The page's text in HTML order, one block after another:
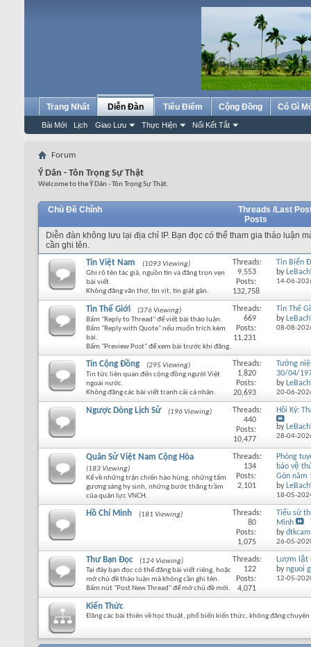
Trang Nhất Diễn Đàn
Bài Mới Lịch Giao Lưu Thực Hiện Nối Kết Tắt
Tiêu Điểm Cộng Đồng Có Gì
Forum
Ý Dân - Tôn Trọng Sự Thật
Welcome to the Ý Dân - Tôn Trọng Sự Thật.
Chủ Đề Chính
Threads /
Posts
Last
Diễn đàn không lưu lại địa chỉ IP. Bạn đọc có thể tham gia thảo luận
cần ghi tên.
Tin Việt Nam
(1093 Viewing)
Ghi rõ tên tác giả, nguồn tin và đăng trọn vẹn
bài viết.
Không đăng văn thơ, tin vịt, tin giật gân.
Threads:
9,553
Posts:
132,758
Tin Biển
by
14-06-
Tin Thế Giới
(376 Viewing)
Bấm "Reply to Thread" để viết bài thảo luận.
Bấm "Reply with Quote" nếu muốn trích kèm
bài.
Bấm "Preview Post" để xem bài trước khi đăng.
Threads:
669
Posts:
11,231
Tin Thế
by
08-08-
Tin Cộng Đồng
(295 Viewing)
Tin tức liên quan đến cộng đồng người Việt
ngoài nước.
Không đăng các bài viết tranh cãi cá nhân.
Threads:
1,820
Posts:
20,693
Tưởng
30/04/
by
20-06-
Ngược Dòng Lịch Sử (196 Viewing)
Threads:
440
Posts:
10,477
Hồi Ký:
by
28-04-
Quân Sử Việt Nam Cộng Hòa
(183 Viewing)
Kể về những trận chiến hào hùng, những tấm
gương sáng hy sinh, những bước thăng trầm
của quân lực VNCH.
Threads:
134
Posts:
2,101
Phòng
bảo vệ
Gòn năm
by
18-05-
Hồ Chí Minh (181 Viewing)
Threads:
80
Posts:
1,075
Tiểu sử
Minh
by
26-05-
Thư Bạn Đọc
(124 Viewing)
Tại đây bạn đọc có thể đăng bài viết riêng, hoặc
mở chủ đề thảo luận mà không cần ghi tên.
Bấm nút "Post New Thread" để mở chủ đề mới.
Threads:
122
Posts:
4,071
Lượm lặt
bynguoi
12-05-
Kiến Thức
Đăng các bài thiên về học thuật, phổ biến kiến thức, không đăng